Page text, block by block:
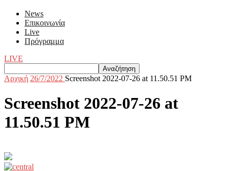
News
Επικοινωνία
Live
Πρόγραμμα
LIVE
Αρχική 26/7/2022 Screenshot 2022-07-26 at 11.50.51 PM
Screenshot 2022-07-26 at
11.50.51 PM